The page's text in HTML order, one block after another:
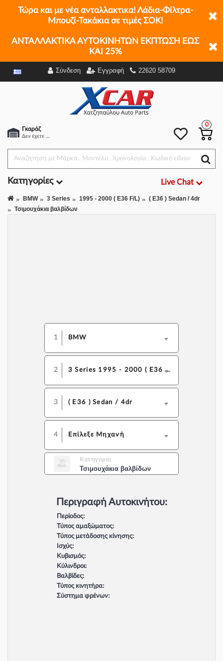
Τώρα και με νέα ανταλλακτικα! Λάδια-Φίλτρα-
Μπουζί-Τακάκια σε τιμές ΣΟΚ!
ΑΝΤΑΛΛΑΚΤΙΚΑ ΑΥΤΟΚΙΝΗΤΩΝ ΕΚΠΤΩΣΗ ΕΩΣ
ΚΑΙ 25%
Σύνδεση Εγγραφή 22620 58709
Γκαράζ
Δεν έχετε επιλέξει αμάξι.
0
Κατηγορίες Live Chat
BMW 3 Series 1995 - 2000 ( E36 F/L)
( E36 ) Sedan / 4dr
Τσιμουχάκια βαλβίδων
1 BMW
2 3 Series 1995 - 2000 ( E36 F/L)
3 ( E36 ) Sedan / 4dr
4 Επίλεξε Μηχανή
Κατηγορία
Τσιμουχάκια βαλβίδων
Περιγραφή Αυτοκινήτου:
Περίοδος:
Τύπος αμαξώματος:
Τύπος μετάδοσης κίνησης:
Ισχύς:
Κυβισμός:
Κύλινδροι:
Βαλβίδες:
Τύπος κινητήρα:
Σύστημα φρένων:
Φίλτρα